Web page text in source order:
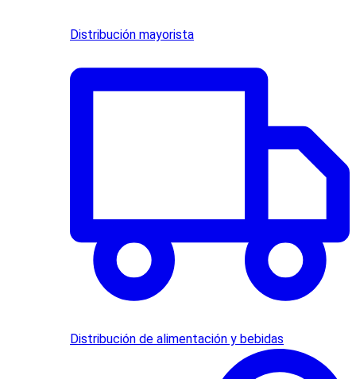
Distribución mayorista
Distribución de alimentación y bebidas